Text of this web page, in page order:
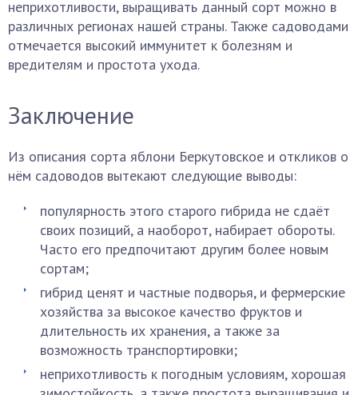
неприхотливости, выращивать данный сорт можно в
различных регионах нашей страны. Также садоводами
отмечается высокий иммунитет к болезням и
вредителям и простота ухода.
Заключение
Из описания сорта яблони Беркутовское и откликов о
нём садоводов вытекают следующие выводы:
популярность этого старого гибрида не сдаёт
своих позиций, а наоборот, набирает обороты.
Часто его предпочитают другим более новым
сортам;
гибрид ценят и частные подворья, и фермерские
хозяйства за высокое качество фруктов и
длительность их хранения, а также за
возможность транспортировки;
неприхотливость к погодным условиям, хорошая